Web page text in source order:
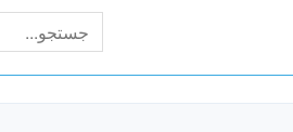
جستجو
برای: